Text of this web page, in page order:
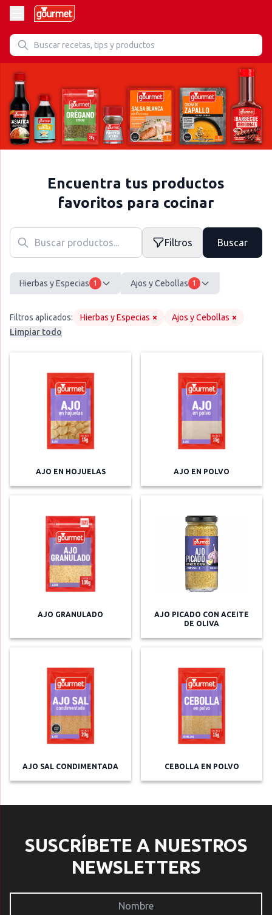
Encuentra tus productos
favoritos para cocinar
Filtros Buscar
Hierbas y Especias 1 Ajos y Cebollas 1
Filtros aplicados: Hierbas y Especias × Ajos y Cebollas ×
Limpiar todo
AJO EN HOJUELAS AJO EN POLVO
AJO GRANULADO
AJO PICADO CON ACEITE
DE OLIVA
AJO SAL CONDIMENTADA CEBOLLA EN POLVO
SUSCRÍBETE A NUESTROS
NEWSLETTERS